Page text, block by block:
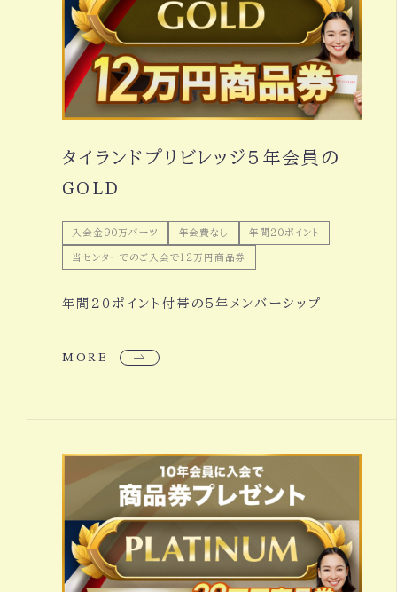
タイランドプリビレッジ５年会員の
GOLD
入会金９０万バーツ 年会費なし 年間２０ポイント
当センターでのご入会で１２万円商品券
年間２０ポイント付帯の５年メンバーシップ
MORE